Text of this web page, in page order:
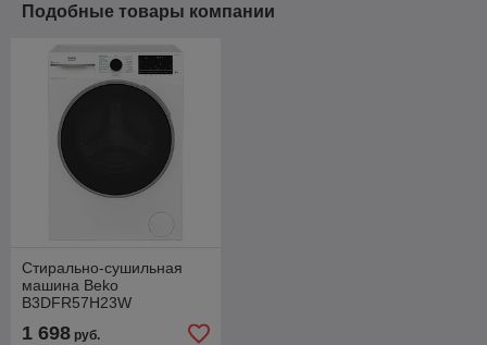
Подобные товары компании
Стирально-сушильная
машина Beko
B3DFR57H23W
1 698 руб.